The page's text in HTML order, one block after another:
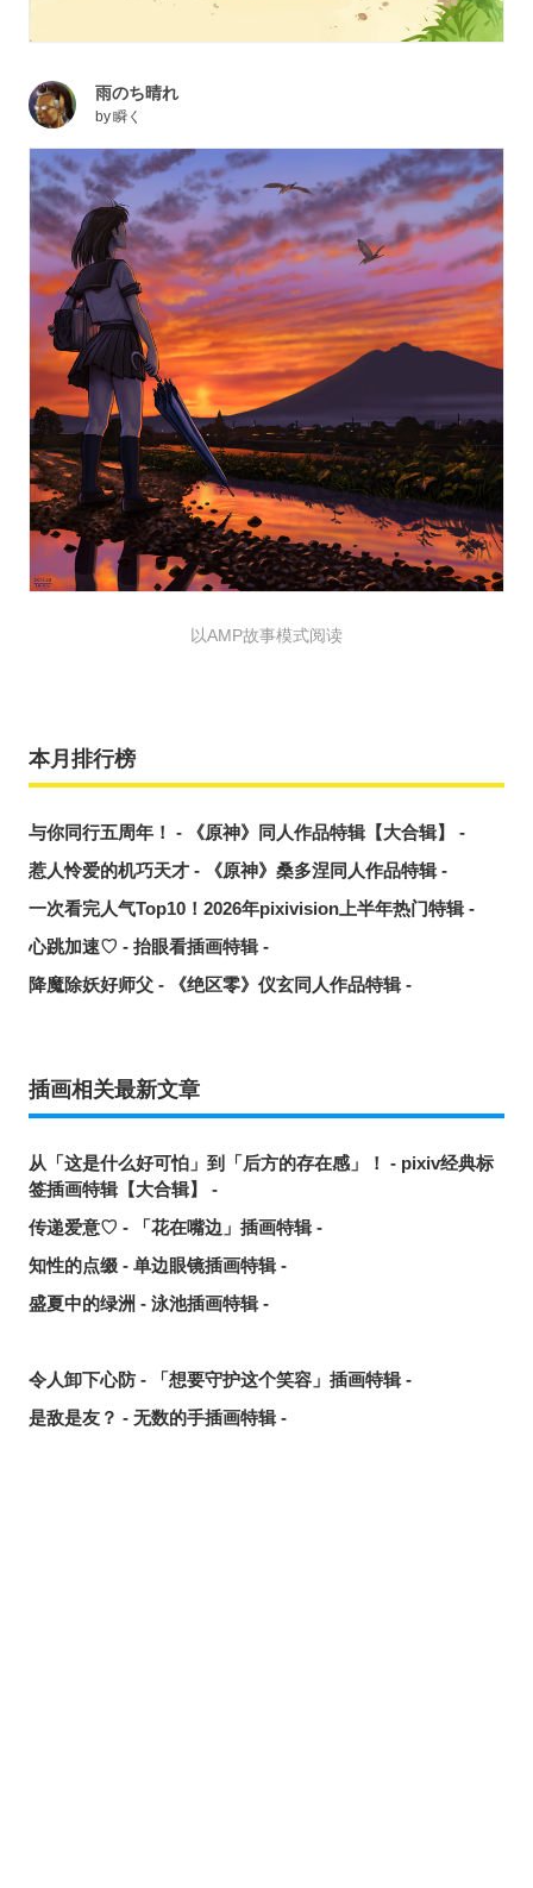
雨のち晴れ
by瞬く
以AMP故事模式阅读
本月排行榜
与你同行五周年！ - 《原神》同人作品特辑【大合辑】 -
惹人怜爱的机巧天才 - 《原神》桑多涅同人作品特辑 -
一次看完人气Top10！2026年pixivision上半年热门特辑 -
心跳加速♡ - 抬眼看插画特辑 -
降魔除妖好师父 - 《绝区零》仪玄同人作品特辑 -
插画相关最新文章
从「这是什么好可怕」到「后方的存在感」！ - pixiv经典标
签插画特辑【大合辑】 -
传递爱意♡ - 「花在嘴边」插画特辑 -
知性的点缀 - 单边眼镜插画特辑 -
盛夏中的绿洲 - 泳池插画特辑 -
令人卸下心防 - 「想要守护这个笑容」插画特辑 -
是敌是友？ - 无数的手插画特辑 -